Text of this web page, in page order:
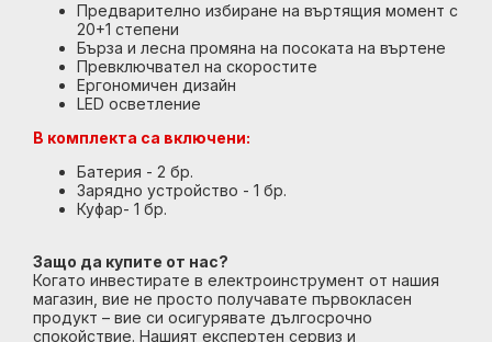
Предварително избиране на въртящия момент с
20+1 степени
Бърза и лесна промяна на посоката на въртене
Превключвател на скоростите
Ергономичен дизайн
LED осветление
В комплекта са включени:
Батерия - 2 бр.
Зарядно устройство - 1 бр.
Куфар- 1 бр.
Защо да купите от нас?
Когато инвестирате в електроинструмент от нашия
магазин, вие не просто получавате първокласен
продукт – вие си осигурявате дългосрочно
спокойствие. Нашият експертен сервиз и